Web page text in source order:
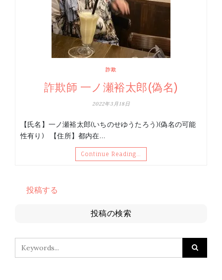
詐欺
詐欺師 一ノ瀬裕太郎(偽名)
2022年3月18日
【氏名】一ノ瀬裕太郎(いちのせゆうたろう)(偽名の可能
性有り) 【住所】都内在…
Continue Reading…
投稿する
投稿の検索